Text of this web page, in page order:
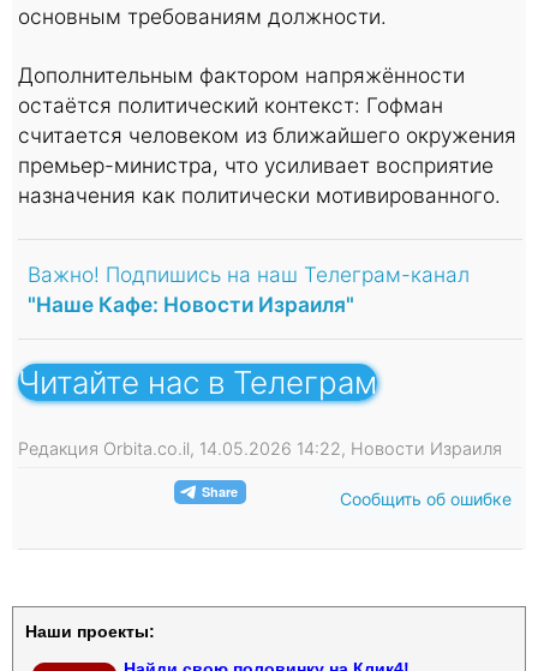
основным требованиям должности.
Дополнительным фактором напряжённости
остаётся политический контекст: Гофман
считается человеком из ближайшего окружения
премьер-министра, что усиливает восприятие
назначения как политически мотивированного.
Важно! Подпишись на наш Телеграм-канал
"Наше Кафе: Новости Израиля"
Читайте нас в Телеграм
Редакция Orbita.co.il, 14.05.2026 14:22, Новости Израиля
Сообщить об ошибке
Наши проекты: